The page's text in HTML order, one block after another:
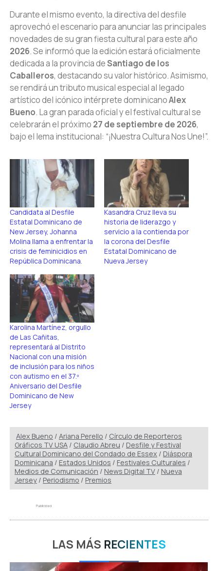
Durante el mismo evento, la directiva del desfile
aprovechó el escenario para anunciar las principales
novedades de su gran fiesta cultural para este año
2026. Se informó que la edición estará oficialmente
dedicada a la provincia deSantiago de los
Caballeros, destacando su valor histórico. Asimismo,
se rendirá un tributo musical especial al legado
artístico del icónico intérprete dominicanoAlex
Bueno. La gran parada oficial y el festival cultural se
celebrarán el próximo 27 de septiembre de 2026,
bajo el lema institucional: “¡Nuestra Cultura Nos Une!”.
Candidata al Desfile
Estatal Dominicano de
New Jersey, Johanna
Molina llama a enfrentar la
crisis de feminicidios en
República Dominicana.
Kasandra Cruz lleva su
historia de liderazgo y
servicio a la contienda por
la corona del Desfile
Estatal Dominicano de
Nueva Jersey
Karolina Martínez, orgullo
de Las Cañitas,
representará al Distrito
Nacional con una misión
de inclusión para los niños
con autismo en el 37.º
Aniversario del Desfile
Dominicano de New
Jersey
Alex Bueno / Ariana Perello / Círculo de Reporteros
Gráficos TV USA / Claudio Abreu / Desfile y Festival
Cultural Dominicano del Condado de Essex / Diáspora
Dominicana / Estados Unidos / Festivales Culturales /
Medios de Comunicación / News Digital TV / Nueva
Jersey / Periodismo / Premios
Publicidad
LAS MÁS RECIENTES